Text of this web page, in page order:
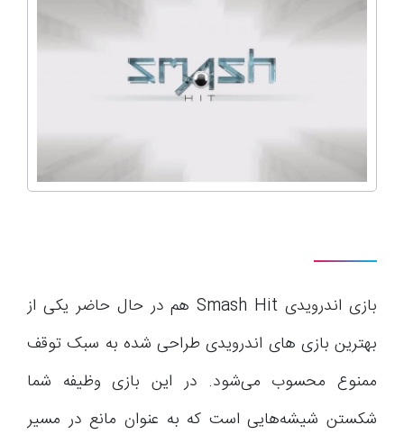
بازی اندرویدی Smash Hit هم در حال حاضر یکی از
بهترین بازی های اندرویدی طراحی شده به سبک توقف
ممنوع محسوب می‌شود. در این بازی وظیفه شما
شکستن شیشه‌هایی است که به عنوان مانع در مسیر